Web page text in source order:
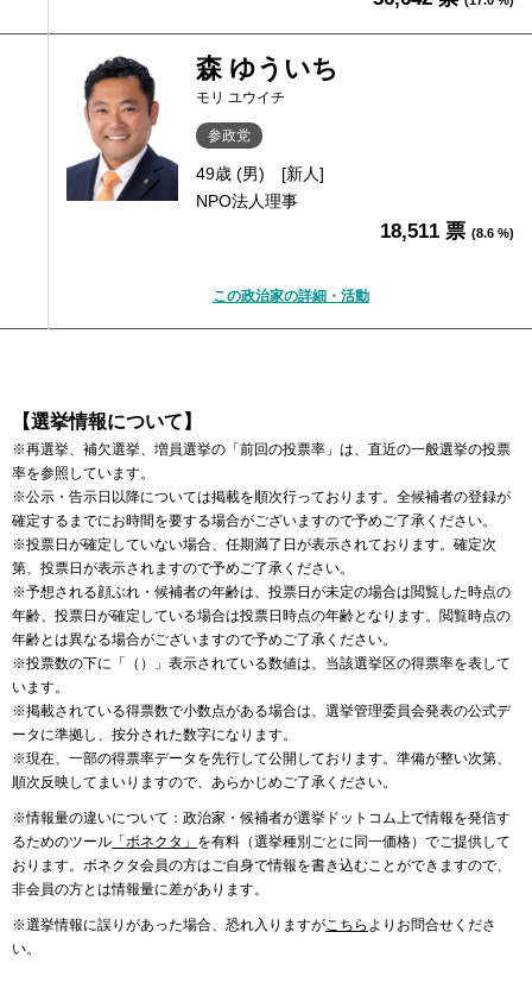
森 ゆういち
モリ ユウイチ
参政党
49歳 (男)
[新人]
NPO法人理事
18,511 票 (8.6 %)
この政治家の詳細・活動
【選挙情報について】
※再選挙、補欠選挙、増員選挙の「前回の投票率」は、直近の一般選挙の投票
率を参照しています。
※公示・告示日以降については掲載を順次行っております。全候補者の登録が
確定するまでにお時間を要する場合がございますので予めご了承ください。
※投票日が確定していない場合、任期満了日が表示されております。確定次
第、投票日が表示されますので予めご了承ください。
※予想される顔ぶれ・候補者の年齢は、投票日が未定の場合は閲覧した時点の
年齢、投票日が確定している場合は投票日時点の年齢となります。閲覧時点の
年齢とは異なる場合がございますので予めご了承ください。
※投票数の下に「（）」表示されている数値は、当該選挙区の得票率を表して
います。
※掲載されている得票数で小数点がある場合は、選挙管理委員会発表の公式デ
ータに準拠し、按分された数字になります。
※現在、一部の得票率データを先行して公開しております。準備が整い次第、
順次反映してまいりますので、あらかじめご了承ください。
※情報量の違いについて：政治家・候補者が選挙ドットコム上で情報を発信す
るためのツール 「ボネクタ」 を有料（選挙種別ごとに同一価格）でご提供して
おります。ボネクタ会員の方はご自身で情報を書き込むことができますので、
非会員の方とは情報量に差があります。
※選挙情報に誤りがあった場合、恐れ入りますが こちら よりお問合せくださ
い。